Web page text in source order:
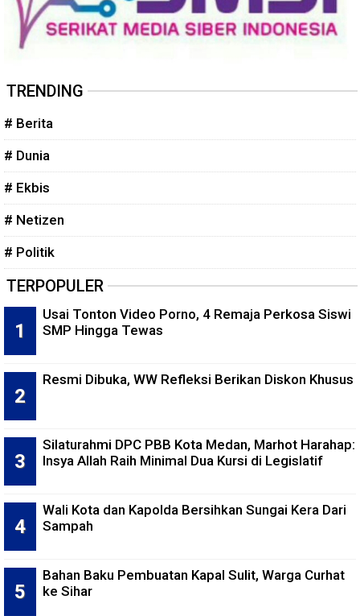
TRENDING
# Berita
# Dunia
# Ekbis
# Netizen
# Politik
TERPOPULER
Usai Tonton Video Porno, 4 Remaja Perkosa Siswi
SMP Hingga Tewas
Resmi Dibuka, WW Refleksi Berikan Diskon Khusus
Silaturahmi DPC PBB Kota Medan, Marhot Harahap:
Insya Allah Raih Minimal Dua Kursi di Legislatif
Wali Kota dan Kapolda Bersihkan Sungai Kera Dari
Sampah
Bahan Baku Pembuatan Kapal Sulit, Warga Curhat
ke Sihar